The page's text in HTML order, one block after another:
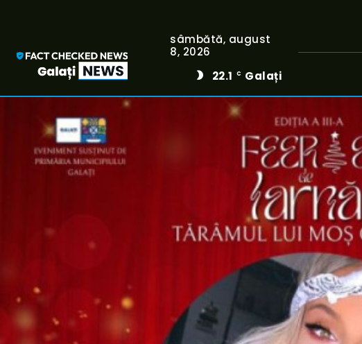
sâmbătă, august
8, 2026
22.1
C Galați